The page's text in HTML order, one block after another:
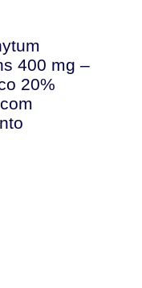
400 mg –
20%